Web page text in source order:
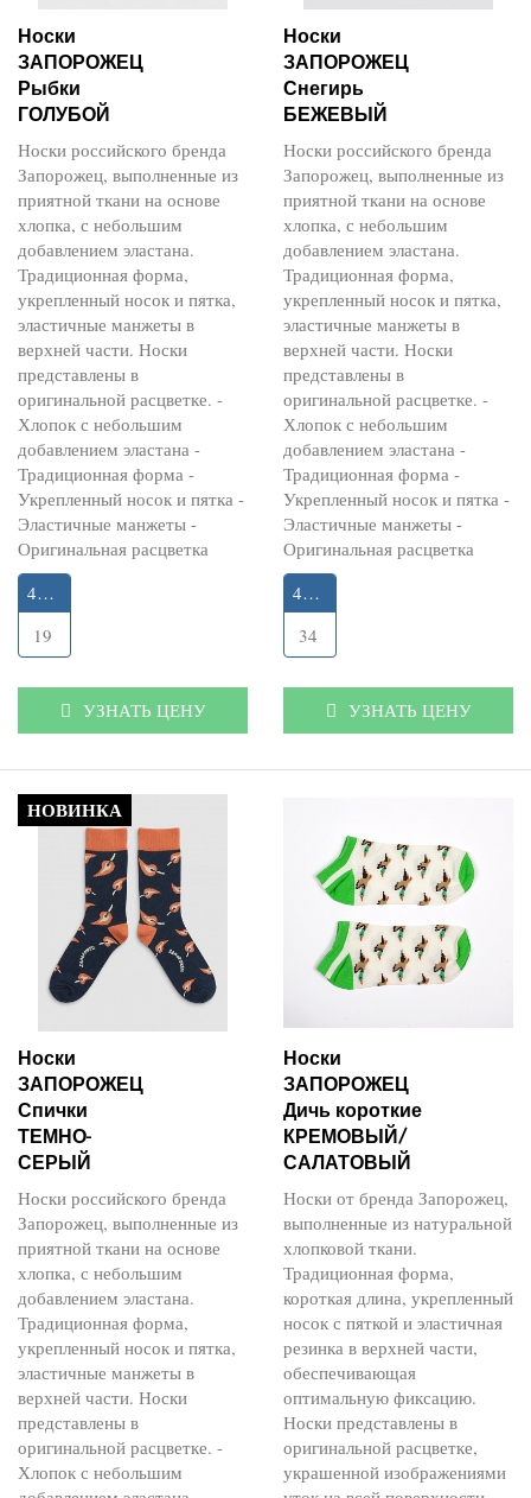
Носки
ЗАПОРОЖЕЦ
Рыбки
ГОЛУБОЙ
Носки российского бренда
Запорожец, выполненные из
приятной ткани на основе
хлопка, с небольшим
добавлением эластана.
Традиционная форма,
укрепленный носок и пятка,
эластичные манжеты в
верхней части. Носки
представлены в
оригинальной расцветке. -
Хлопок с небольшим
добавлением эластана -
Традиционная форма -
Укрепленный носок и пятка -
Эластичные манжеты -
Оригинальная расцветка
41-45
19
УЗНАТЬ ЦЕНУ
Носки
ЗАПОРОЖЕЦ
Снегирь
БЕЖЕВЫЙ
Носки российского бренда
Запорожец, выполненные из
приятной ткани на основе
хлопка, с небольшим
добавлением эластана.
Традиционная форма,
укрепленный носок и пятка,
эластичные манжеты в
верхней части. Носки
представлены в
оригинальной расцветке. -
Хлопок с небольшим
добавлением эластана -
Традиционная форма -
Укрепленный носок и пятка -
Эластичные манжеты -
Оригинальная расцветка
41-45
34
УЗНАТЬ ЦЕНУ
НОВИНКА
Носки
ЗАПОРОЖЕЦ
Спички
ТЕМНО-
СЕРЫЙ
Носки российского бренда
Запорожец, выполненные из
приятной ткани на основе
хлопка, с небольшим
добавлением эластана.
Традиционная форма,
укрепленный носок и пятка,
эластичные манжеты в
верхней части. Носки
представлены в
оригинальной расцветке. -
Хлопок с небольшим
Носки
ЗАПОРОЖЕЦ
Дичь короткие
КРЕМОВЫЙ/
САЛАТОВЫЙ
Носки от бренда Запорожец,
выполненные из натуральной
хлопковой ткани.
Традиционная форма,
короткая длина, укрепленный
носок с пяткой и эластичная
резинка в верхней части,
обеспечивающая
оптимальную фиксацию.
Носки представлены в
оригинальной расцветке,
украшенной изображениями